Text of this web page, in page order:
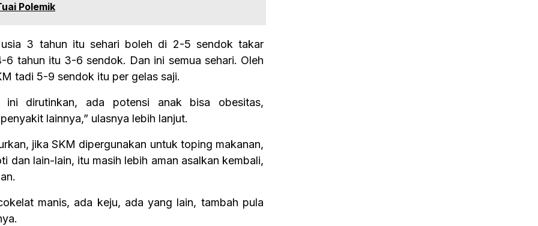
Polemik
usia 3 tahun itu sehari boleh di 2-5 sendok takar
6 tahun itu 3-6 sendok. Dan ini semua sehari. Oleh
tadi 5-9 sendok itu per gelas saji.
ini dirutinkan, ada potensi anak bisa obesitas,
lainnya,” ulasnya lebih lanjut.
jika SKM dipergunakan untuk toping makanan,
dan lain-lain, itu masih lebih aman asalkan kembali,
manis, ada keju, ada yang lain, tambah pula